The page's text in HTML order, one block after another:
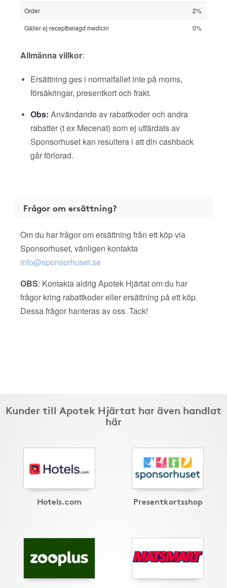
Order
2%
Gäller ej receptbelagd medicin
0%
Allmänna villkor:
Ersättning ges i normalfallet inte på moms,
försäkringar, presentkort och frakt.
Obs: Användande av rabattkoder och andra
rabatter (t ex Mecenat) som ej utfärdats av
Sponsorhuset kan resultera i att din cashback
går förlorad.
Frågor om ersättning?
Om du har frågor om ersättning från ett köp via
Sponsorhuset, vänligen kontakta
info@sponsorhuset.se
OBS: Kontakta aldrig Apotek Hjärtat om du har
frågor kring rabattkoder eller ersättning på ett köp.
Dessa frågor hanteras av oss. Tack!
Kunder till Apotek Hjärtat har även handlat
här
Hotels.com Presentkortsshop